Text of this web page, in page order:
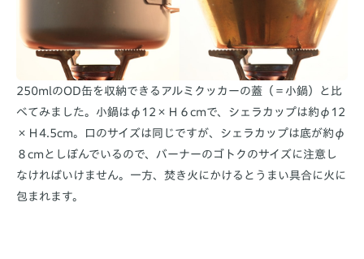
250mlのOD缶を収納できるアルミクッカーの蓋（＝小鍋）と比
べてみました。小鍋はφ12×Ｈ６cmで、シェラカップは約φ12
×Ｈ4.5cm。口のサイズは同じですが、シェラカップは底が約φ
８cmとしぼんでいるので、バーナーのゴトクのサイズに注意し
なければいけません。一方、焚き火にかけるとうまい具合に火に
包まれます。